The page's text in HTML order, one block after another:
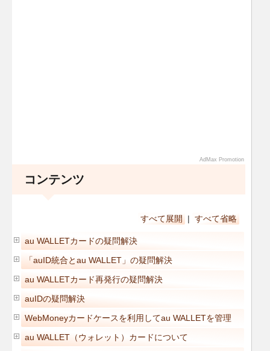
AdMax Promotion
コンテンツ
すべて展開 | すべて省略
au WALLETカードの疑問解決
「auID統合とau WALLET」の疑問解決
au WALLETカード再発行の疑問解決
auIDの疑問解決
WebMoneyカードケースを利用してau WALLETを管理
au WALLET（ウォレット）カードについて